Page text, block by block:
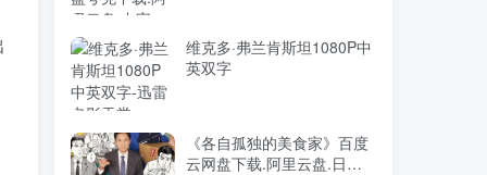
维克多·弗兰肯斯坦1080P中
英双字
《各自孤独的美食家》百度
云网盘下载.阿里云盘.日语
阿凡达：火与烬4K中英双字
TOP6